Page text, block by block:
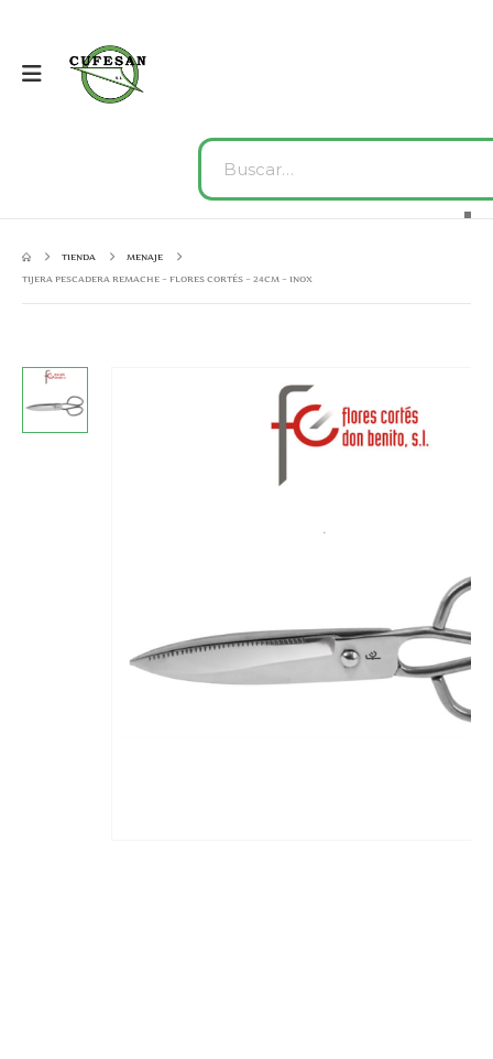
TIENDA
MENAJE
TIJERA PESCADERA REMACHE – FLORES CORTÉS – 24CM – INOX